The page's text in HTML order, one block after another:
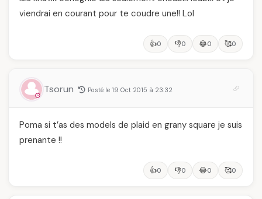
viendrai en courant pour te coudre une!! Lol
👍0 👎0 😂0 🥰0
Tsorun Posté le 19 Oct 2015 à 23:32
Poma si t’as des models de plaid en grany square je suis
prenante !!
👍0 👎0 😂0 🥰0